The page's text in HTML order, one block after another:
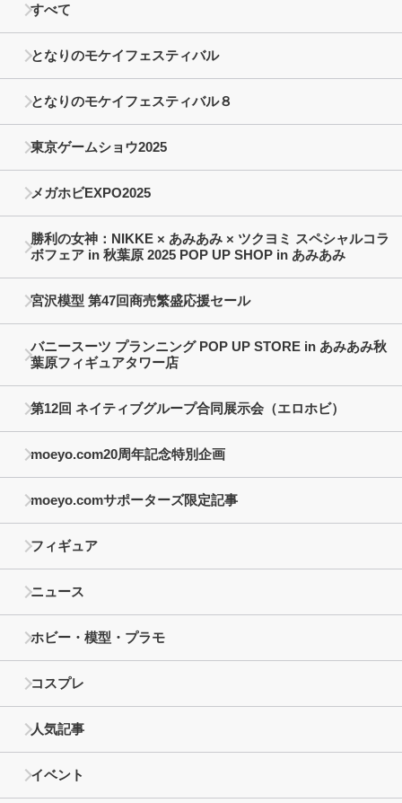
すべて
となりのモケイフェスティバル
となりのモケイフェスティバル８
東京ゲームショウ2025
メガホビEXPO2025
勝利の女神：NIKKE × あみあみ × ツクヨミ スペシャルコラ
ボフェア in 秋葉原 2025 POP UP SHOP in あみあみ
宮沢模型 第47回商売繁盛応援セール
バニースーツ プランニング POP UP STORE in あみあみ秋
葉原フィギュアタワー店
第12回 ネイティブグループ合同展示会（エロホビ）
moeyo.com20周年記念特別企画
moeyo.comサポーターズ限定記事
フィギュア
ニュース
ホビー・模型・プラモ
コスプレ
人気記事
イベント